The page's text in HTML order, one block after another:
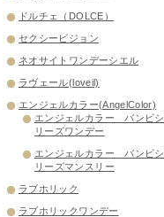
ドルチェ（DOLCE）
セクシービジョン
ネオサイトワンデーシエル
ラヴェール(loveil)
エンジェルカラー(AngelColor)
エンジェルカラー バンビシ
リーズワンデー
エンジェルカラー バンビシ
リーズマンスリー
ラブホリック
ラブホリックワンデー